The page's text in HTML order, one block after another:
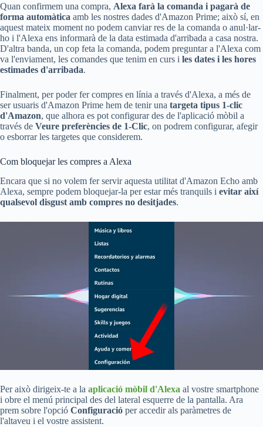
Quan confirmem una compra, Alexa farà la comanda i pagarà de
forma automàtica amb les nostres dades d'Amazon Prime; això sí, en
aquest mateix moment no podem canviar res de la comanda o anul·lar-
ho i l'Alexa ens informarà de la data estimada d'arribada a casa nostra.
D'altra banda, un cop feta la comanda, podem preguntar a l'Alexa com
va l'enviament, les comandes que tenim en curs i les dates i les hores
estimades d'arribada.
Finalment, per poder fer compres en línia a través d'Alexa, a més de
ser usuaris d'Amazon Prime hem de tenir una targeta tipus 1-clic
d'Amazon, que alhora es pot configurar des de l'aplicació mòbil a
través de Veure preferències de 1-Clic, on podrem configurar, afegir
o esborrar les targetes que considerem.
Com bloquejar les compres a Alexa
Encara que si no volem fer servir aquesta utilitat d'Amazon Echo amb
Alexa, sempre podem bloquejar-la per estar més tranquils i evitar així
qualsevol disgust amb compres no desitjades.
Per això dirigeix-te a la aplicació mòbil d'Alexa al vostre smartphone
i obre el menú principal des del lateral esquerre de la pantalla. Ara
prem sobre l'opció Configuració per accedir als paràmetres de
l'altaveu i el vostre assistent.